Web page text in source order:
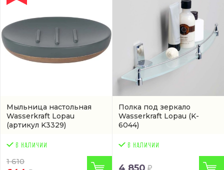
Мыльница настольная
Wasserkraft Lopau
(артикул K3329)
1 610
Полка под зеркало
Wasserkraft Lopau (K-
6044)